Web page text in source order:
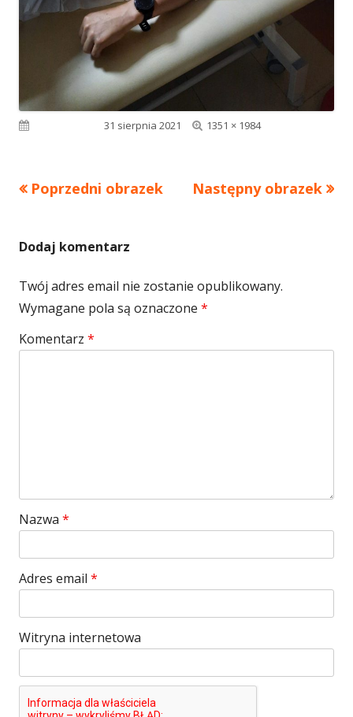
Opublikowano31 sierpnia 2021
Pełny
1351 × 1984
Poprzedni obrazek Następny obrazek
Dodaj komentarz
Twój adres email nie zostanie opublikowany.
Wymagane pola są oznaczone *
Komentarz *
Nazwa *
Adres email *
Witryna internetowa